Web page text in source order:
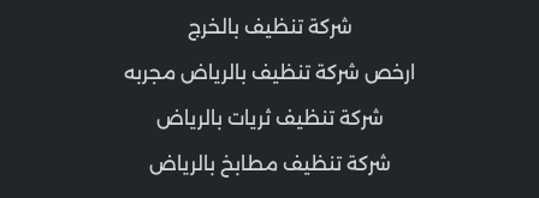
شركة تنظيف بالخرج
ارخص شركة تنظيف بالرياض مجربه
شركة تنظيف ثريات بالرياض
شركة تنظيف مطابخ بالرياض